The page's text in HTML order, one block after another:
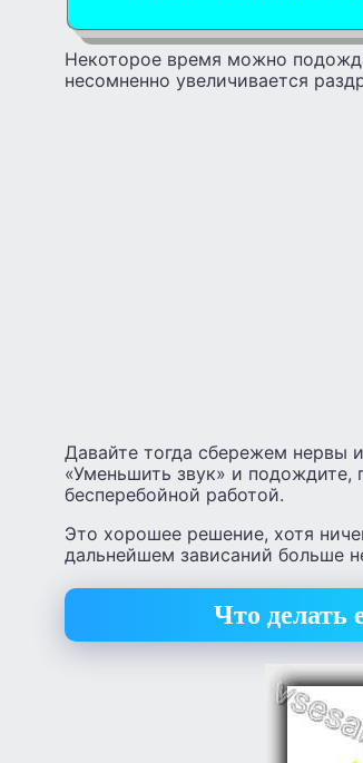
Некоторое время можно
несомненно увеличивается
Давайте тогда сбережем нервы
«Уменьшить звук» и подождите,
бесперебойной работой.
Это хорошее решение, хотя
дальнейшем зависаний больше
Что делать